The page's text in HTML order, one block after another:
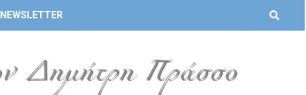
NEWSLETTER